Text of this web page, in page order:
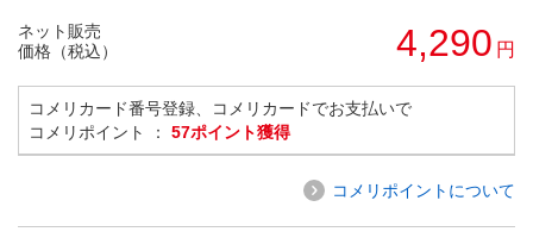
ネット販売
価格（税込）
4,290 円
コメリカード番号登録、コメリカードでお支払いで
コメリポイント ： 57ポイント獲得
コメリポイントについて